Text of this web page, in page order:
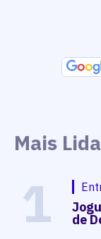
Mais
1 de